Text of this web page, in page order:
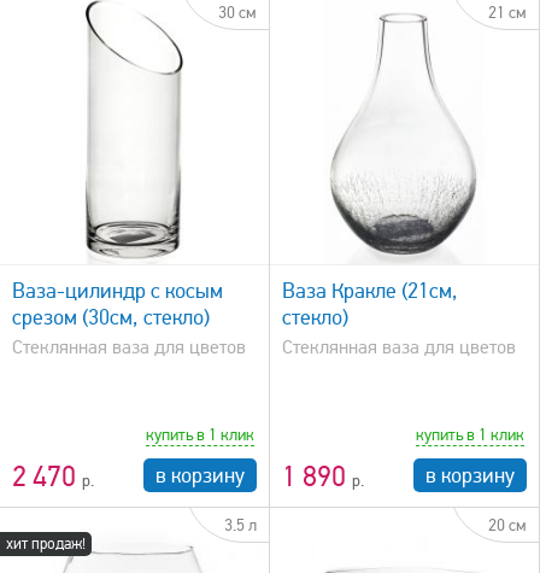
30 см
Ваза-цилиндр с косым
срезом (30см, стекло)
Стеклянная ваза для цветов
2 470
купить в 1 клик
в корзину
21 см
быстрый просмотр
Ваза Кракле (21см,
стекло)
Стеклянная ваза для цветов
1 890
купить в 1 клик
в корзину
хит продаж!
3.5 л 20 см